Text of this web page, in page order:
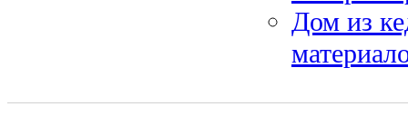
Дом из